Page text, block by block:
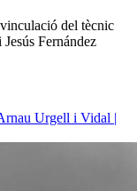
del tècnic
Fernández
Urgell i Vidal |